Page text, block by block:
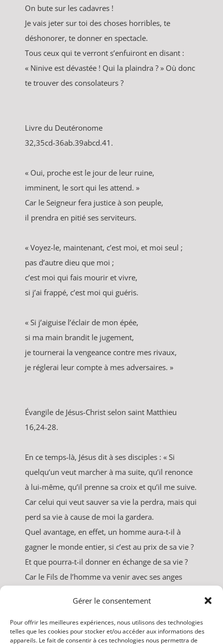
Gérer le consentement
Pour offrir les meilleures expériences, nous utilisons des technologies
telles que les cookies pour stocker et/ou accéder aux informations des
appareils. Le fait de consentir à ces technologies nous permettra de
On bute sur les cadavres !
Je vais jeter sur toi des choses horribles, te
déshonorer, te donner en spectacle.
Tous ceux qui te verront s’enfuiront en disant :
« Ninive est dévastée ! Qui la plaindra ? » Où donc
te trouver des consolateurs ?
Livre du Deutéronome
32,35cd-36ab.39abcd.41.
« Oui, proche est le jour de leur ruine,
imminent, le sort qui les attend. »
Car le Seigneur fera justice à son peuple,
il prendra en pitié ses serviteurs.
« Voyez-le, maintenant, c’est moi, et moi seul ;
pas d’autre dieu que moi ;
c’est moi qui fais mourir et vivre,
si j’ai frappé, c’est moi qui guéris.
« Si j’aiguise l’éclair de mon épée,
si ma main brandit le jugement,
je tournerai la vengeance contre mes rivaux,
je réglerai leur compte à mes adversaires. »
Évangile de Jésus-Christ selon saint Matthieu
16,24-28.
En ce temps-là, Jésus dit à ses disciples : « Si
quelqu’un veut marcher à ma suite, qu’il renonce
à lui-même, qu’il prenne sa croix et qu’il me suive.
Car celui qui veut sauver sa vie la perdra, mais qui
perd sa vie à cause de moi la gardera.
Quel avantage, en effet, un homme aura-t-il à
gagner le monde entier, si c’est au prix de sa vie ?
Et que pourra-t-il donner en échange de sa vie ?
Car le Fils de l’homme va venir avec ses anges
chacun selon sa conduite. »
Amen, je vous le dis : parmi ceux qui sont ici,
certains ne connaîtront pas la mort avant d’avoir